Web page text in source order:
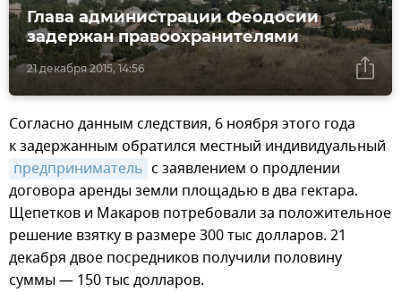
21 декабря 2015, 14:56
Глава администрации Феодосии
задержан правоохранителями
Согласно данным следствия, 6 ноября этого года
к задержанным обратился местный индивидуальный
предприниматель с заявлением о продлении
договора аренды земли площадью в два гектара.
Щепетков и Макаров потребовали за положительное
решение взятку в размере 300 тыс долларов. 21
декабря двое посредников получили половину
суммы — 150 тыс долларов.